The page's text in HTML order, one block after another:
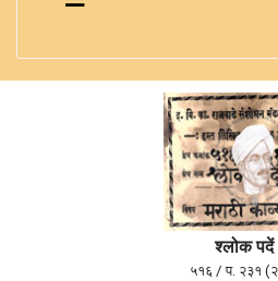
श्लोक पदें
५१६ / प. २३१